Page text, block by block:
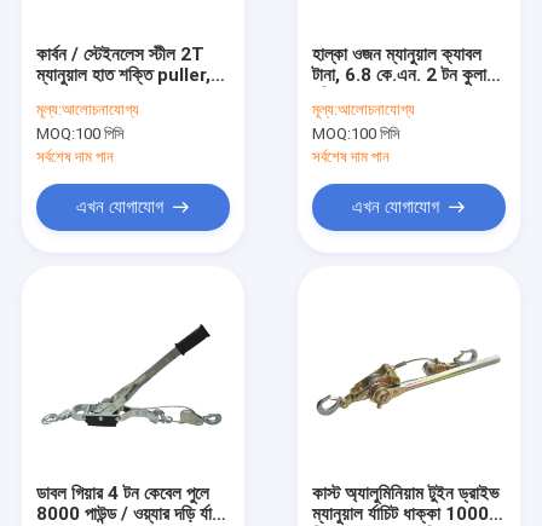
কার্বন / স্টেইনলেস স্টীল 2T
ম্যানুয়াল হাত শক্তি puller,
মূল্য:আলোচনাযোগ্য
MOQ:100 পিসি
সর্বশেষ দাম পান
এখন যোগাযোগ
হাল্কা ওজন ম্যানুয়াল ক্যাবল
টানা, 6.8 কে.এন. 2 টন কুলার
মূল্য:আলোচনাযোগ্য
MOQ:100 পিসি
সর্বশেষ দাম পান
এখন যোগাযোগ
ডাবল গিয়ার 4 টন কেবেল পুলে
8000 পাউন্ড / ওয়্যার দড়ি র্যাচিট
কাস্ট অ্যালুমিনিয়াম টুইন ড্রাইভ
ম্যানুয়াল র্যাচিট ধাক্কা 1000